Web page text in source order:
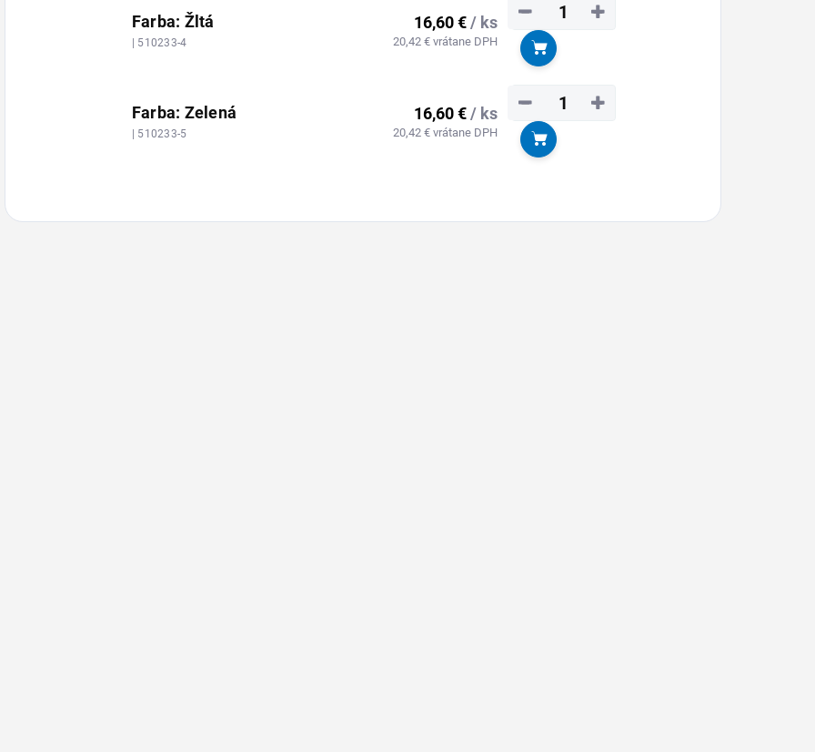
Farba: Žltá
| 510233-4
16,60 €/ ks
20,42 € vrátane DPH
+
−
Do košíka
Farba: Zelená
| 510233-5
16,60 €/ ks
20,42 € vrátane DPH
+
−
Do košíka